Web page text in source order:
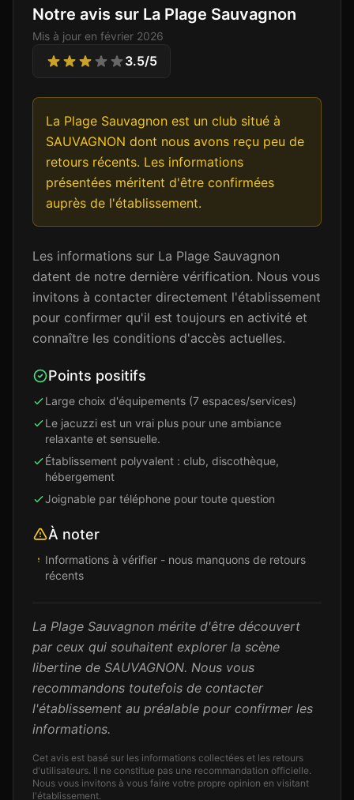
Notre avis sur La Plage Sauvagnon
Mis à jour en février 2026
3.5/5
La Plage Sauvagnon est un club situé à
SAUVAGNON dont nous avons reçu peu de
retours récents. Les informations
présentées méritent d'être confirmées
auprès de l'établissement.
Les informations sur La Plage Sauvagnon
datent de notre dernière vérification. Nous vous
invitons à contacter directement l'établissement
pour confirmer qu'il est toujours en activité et
connaître les conditions d'accès actuelles.
Points positifs
Large choix d'équipements (7 espaces/services)
Le jacuzzi est un vrai plus pour une ambiance
relaxante et sensuelle.
Établissement polyvalent : club, discothèque,
hébergement
Joignable par téléphone pour toute question
À noter
Informations à vérifier - nous manquons de retours
récents
La Plage Sauvagnon mérite d'être découvert
par ceux qui souhaitent explorer la scène
libertine de SAUVAGNON. Nous vous
recommandons toutefois de contacter
l'établissement au préalable pour confirmer les
informations.
Cet avis est basé sur les informations collectées et les retours
d'utilisateurs. Il ne constitue pas une recommandation officielle.
Nous vous invitons à vous faire votre propre opinion en visitant
l'établissement.